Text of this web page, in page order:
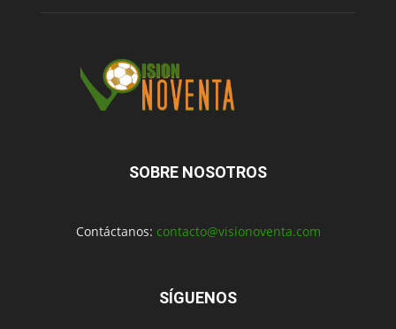
SOBRE NOSOTROS
Contáctanos: contacto@visionoventa.com
SÍGUENOS